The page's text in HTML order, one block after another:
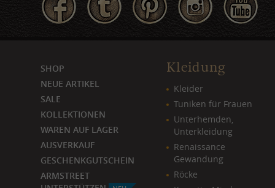
SHOP
NEUE ARTIKEL
SALE
KOLLEKTIONEN
WAREN AUF LAGER
AUSVERKAUF
GESCHENKGUTSCHEIN
ARMSTREET
Kleidung
Kleider
Tuniken für Frauen
Unterhemden,
Unterkleidung
Renaissance
Gewandung
Röcke